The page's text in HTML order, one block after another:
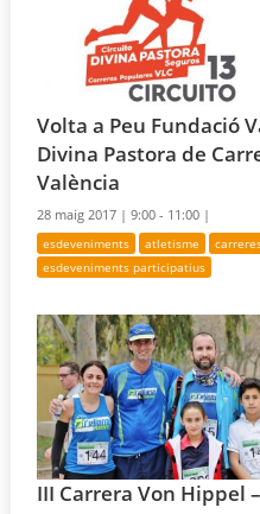
Volta a Peu Fundació
Divina Pastora de
València
28 maig 2017 |9:00 - 11:00 |
esdeveniments atletisme
esdeveniments participatius
III Carrera Von Hippel